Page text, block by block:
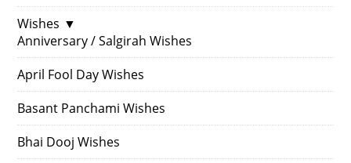
Wishes ▼
Anniversary / Salgirah Wishes
April Fool Day Wishes
Basant Panchami Wishes
Bhai Dooj Wishes